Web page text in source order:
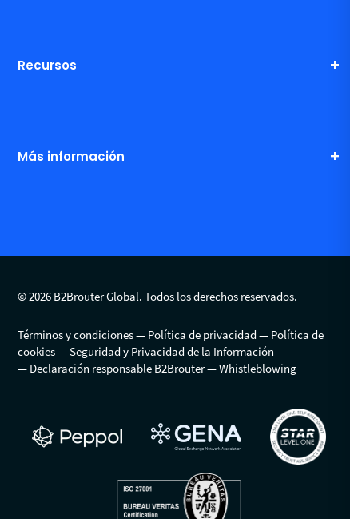
Recursos
Más información
© 2026 B2Brouter Global. Todos los derechos reservados.
Términos y condiciones Política de privacidad
Política de
cookies
Seguridad y Privacidad de la Información
Declaración responsable B2Brouter
Whistleblowing